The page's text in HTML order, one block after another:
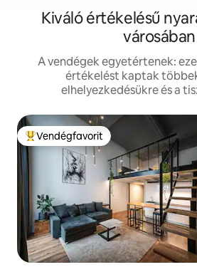
Kiváló értékelésű
városában
A vendégek egyetértenek:
értékelést kaptak
elhelyezkedésükre és a
Kiemelt vendégfavorit
Vendégfavorit